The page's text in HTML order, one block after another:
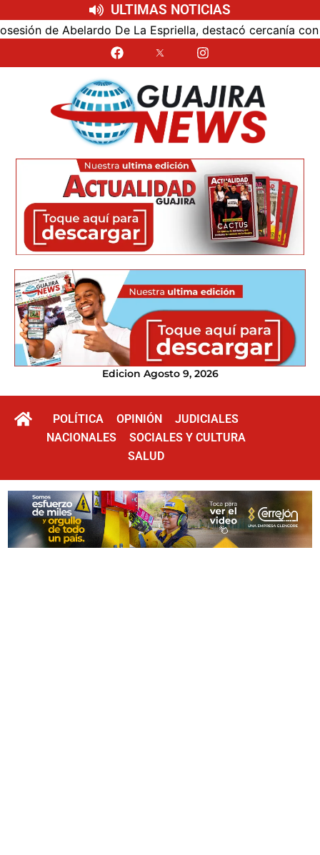
ULTIMAS NOTICIAS
Abelardo De La Espriella, destacó cercanía con el
Edicion Agosto 9, 2026
POLÍTICA OPINIÓN
JUDICIALES
NACIONALES
SOCIALES Y CULTURA
SALUD